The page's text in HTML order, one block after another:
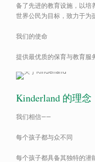
备了先进的教育设施，以培
世界公民为目标，致力于为
我们的使命
提供最优质的保育与教育服
Kinderland 的理念
我们相信——
每个孩子都与众不同
每个孩子都具备其独特的潜